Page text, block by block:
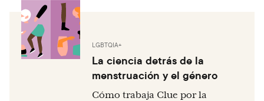
LGBTQIA+
La ciencia detrás de la
menstruación y el género
Cómo trabaja Clue por la